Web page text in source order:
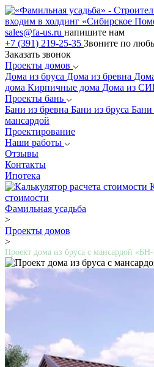
входим в холдинг «Сибирское
sales@fa-us.ru напишите нам
+7 (391) 219-25-35 Звоните по
Заказать звонок
Проекты домов
Дома из бруса Дома из бревна
дома Кирпичные дома Дома из
Проекты бань
Бани из бревна Бани из бруса Бани
мансардой
Проектирование
Наши работы
Отзывы
Контакты
Ипотека
стоимости
Фамильная усадьба
>
Проекты домов
>
Проект дома из бруса с мансардой